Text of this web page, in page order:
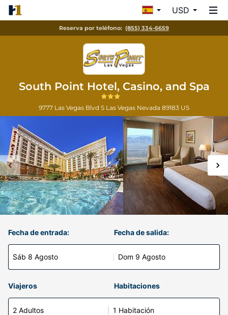
USD
Reserva por teléfono: (855) 334-6659
South Point Hotel, Casino, and Spa
9777 Las Vegas Blvd S Las Vegas Nevada 89183 US
Fecha de entrada:
Sáb 8 Agosto
Fecha de salida:
Dom 9 Agosto
Viajeros Habitaciones
2 Adultos 1 Habitación